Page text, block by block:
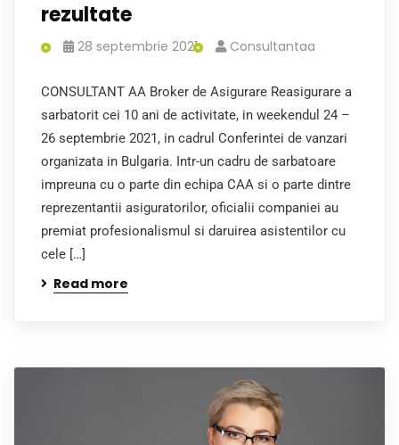
rezultate
28 septembrie 2021 Consultantaa
CONSULTANT AA Broker de Asigurare Reasigurare a
sarbatorit cei 10 ani de activitate, in weekendul 24 –
26 septembrie 2021, in cadrul Conferintei de vanzari
organizata in Bulgaria. Intr-un cadru de sarbatoare
impreuna cu o parte din echipa CAA si o parte dintre
reprezentantii asiguratorilor, oficialii companiei au
premiat profesionalismul si daruirea asistentilor cu
cele […]
Read more